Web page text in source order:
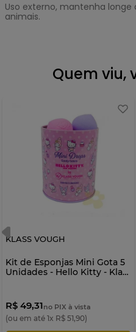
Uso externo, mantenha
animais.
Quem viu,
KLASS VOUGH
Kit de Esponjas Mini Gota 5
Unidades - Hello Kitty - Klass
R$ 49,31no PIX à vista
(ou em até 1x R$ 51,90)